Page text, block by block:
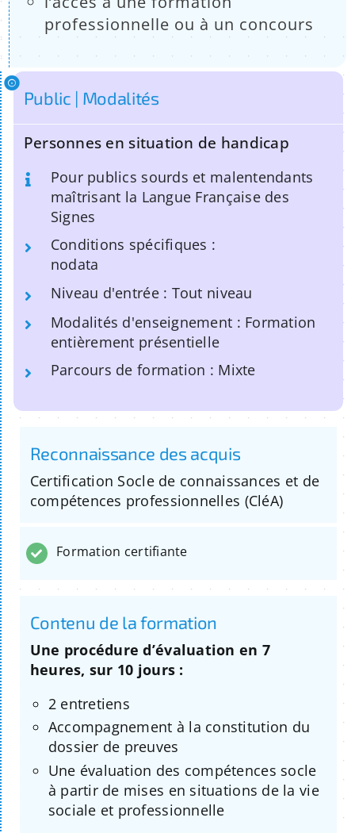
professionnelle ou à un concours
Public | Modalités
Personnes en situation de handicap
Pour publics sourds et malentendants
maîtrisant la Langue Française des
Signes
Conditions spécifiques :
nodata
Niveau d'entrée : Tout niveau
Modalités d'enseignement : Formation
entièrement présentielle
Parcours de formation : Mixte
Reconnaissance des acquis
Certification Socle de connaissances et de
compétences professionnelles (CléA)
Formation certifiante
Contenu de la formation
Une procédure d’évaluation en 7
heures, sur 10 jours :
2 entretiens
Accompagnement à la constitution du
dossier de preuves
Une évaluation des compétences socle
à partir de mises en situations de la vie
sociale et professionnelle